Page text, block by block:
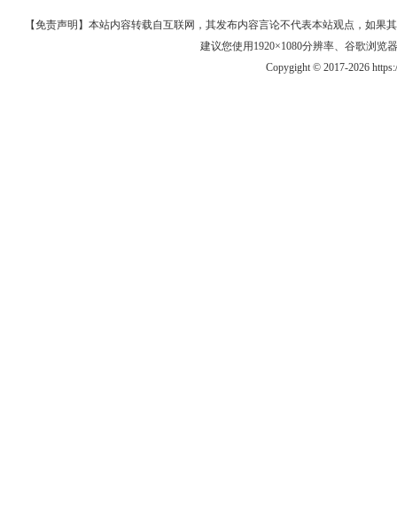
【免责声明】本站内容转载自互联网，其发布内容言论不代表本站观点，如果
建议您使用1920×1080分辨率、谷歌浏览
Copygight © 2017-2026